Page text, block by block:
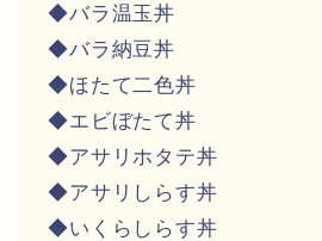
◆バラ温玉丼
◆バラ納豆丼
◆ほたて二色丼
◆エビぼたて丼
◆アサリホタテ丼
◆アサリしらす丼
◆いくらしらす丼